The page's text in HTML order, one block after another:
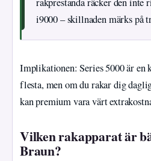
i9000 – skillnaden märks på
Implikationen: Series 5000 är en
flesta, men om du rakar dig
kan premium vara värt
Vilken rakapparat är
Braun?